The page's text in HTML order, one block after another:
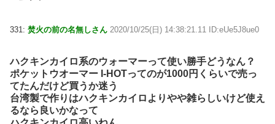
331: 焚火の前の名無しさん 2020/10/25(日) 14:38:21.11 ID:eUe5J8ue0
ハクキンカイロ系のウォーマーって使い勝手どうなん？
ポケットウオーマー I-HOTってのが1000円くらいで売っ
てたんだけど買うか迷う
台湾製で作りはハクキンカイロよりやや雑らしいけど使え
るなら良いかなって